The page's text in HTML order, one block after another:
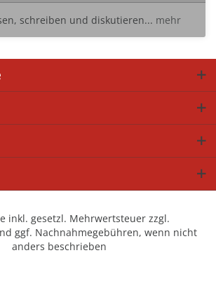
schreiben und diskutieren... mehr
inkl. gesetzl. Mehrwertsteuer zzgl.
ggf. Nachnahmegebühren, wenn nicht
anders beschrieben